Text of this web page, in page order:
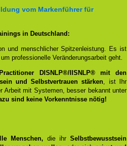
vom Markenführer für
in Deutschland:
und menschlicher Spitzenleistung. Es ist
professionelle Veränderungsarbeit geht.
DISNLP®/IISNLP® mit den
und Selbstvertrauen stärken, ist Ihr
Arbeit mit Systemen, besser bekannt unter
sind keine Vorkenntnisse nötig!
Menschen, die ihrSelbstbewusstsein